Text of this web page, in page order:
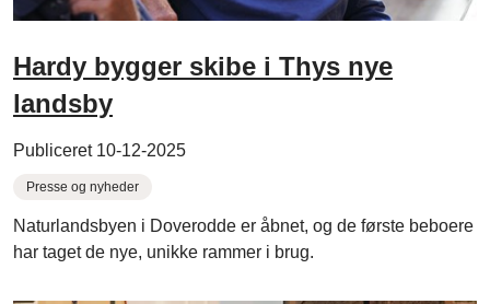
Hardy bygger skibe i Thys nye
landsby
Publiceret 10-12-2025
Presse og nyheder
Naturlandsbyen i Doverodde er åbnet, og de første beboere
har taget de nye, unikke rammer i brug.